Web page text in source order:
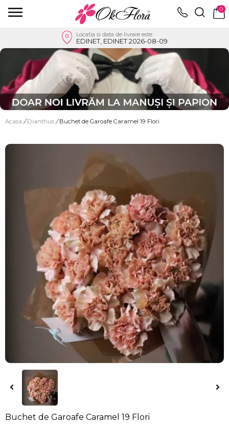
0
Locatia si data de livrare este
EDINET, EDINET 2026-08-09
Acasa / Dianthus / Buchet de Garoafe Caramel 19 Flori
Buchet de Garoafe Caramel 19 Flori